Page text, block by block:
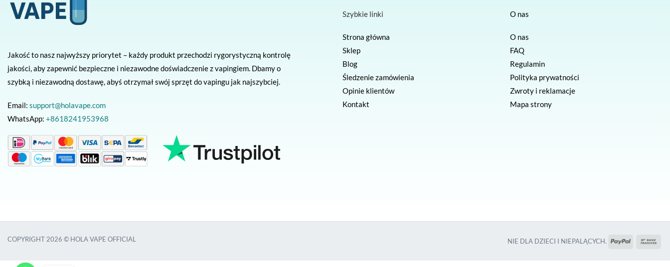
Jakość to nasz najwyższy priorytet – każdy produkt przechodzi rygorystyczną kontrolę
jakości, aby zapewnić bezpieczne i niezawodne doświadczenie z vapingiem. Dbamy o
szybką i niezawodną dostawę, abyś otrzymał swój sprzęt do vapingu jak najszybciej.
Email: support@holavape.com
WhatsApp: +8618241953968
Szybkie linki
Strona główna
Sklep
Blog
Śledzenie zamówienia
Opinie klientów
Kontakt
O nas
O nas
FAQ
Regulamin
Polityka prywatności
Zwroty i reklamacje
Mapa strony
NIE DLA DZIECI I NIEPALĄCYCH. PayPal
COPYRIGHT 2026 © HOLA VAPE OFFICIAL